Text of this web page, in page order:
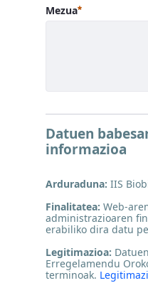
Mezua Beharrezkoa
Datuen
informazioa
Arduraduna: IIS
Finalitatea: Web-
administrazioaren
erabiliko dira datu
Legitimazioa:
Erregelamendu
terminoak.